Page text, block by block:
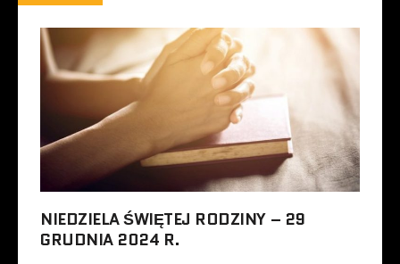
NIEDZIELA ŚWIĘTEJ RODZINY – 29
GRUDNIA 2024 R.